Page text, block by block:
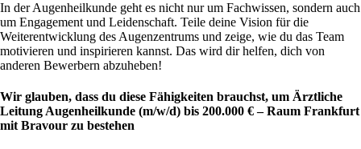
In der Augenheilkunde geht es nicht nur um Fachwissen, sondern auch
um Engagement und Leidenschaft. Teile deine Vision für die
Weiterentwicklung des Augenzentrums und zeige, wie du das Team
motivieren und inspirieren kannst. Das wird dir helfen, dich von
anderen Bewerbern abzuheben!
Wir glauben, dass du diese Fähigkeiten brauchst, um Ärztliche
Leitung Augenheilkunde (m/w/d) bis 200.000 € – Raum Frankfurt
mit Bravour zu bestehen